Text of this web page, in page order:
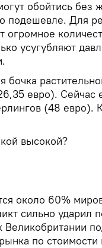
обойтись без
подешевле. Для
усугубляют
евро). Сейчас
(48 евро).
высокой?
около 60%
сильно ударил
по